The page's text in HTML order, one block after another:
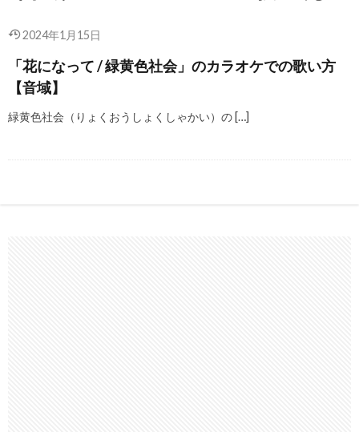
2024年1月15日
「花になって / 緑黄色社会」のカラオケでの歌い方
【音域】
緑黄色社会（りょくおうしょくしゃかい）の […]